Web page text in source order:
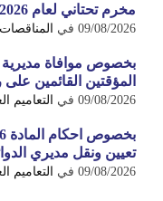
مخرم تحتاني لعام 2026
09/08/2026 في
بخصوص موافاة مديرية
المؤقتين القائمين
09/08/2026 في التعاميم
تعيين ونقل مديري
09/08/2026 في التعاميم